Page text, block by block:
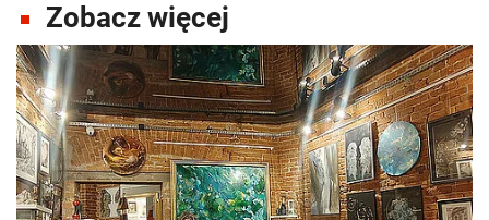
Zobacz więcej